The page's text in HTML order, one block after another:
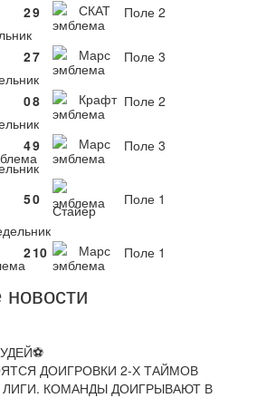
29 СКАТ
Поле 2
27 Марс
Поле 3
08 Крафт Поле 2
49 Марс
Поле 3
50
Стайер
Поле 1
210 Марс Поле 1
ДОИГРОВКИ 2-Х ТАЙМОВ
ЛИГИ. КОМАНДЫ ДОИГРЫВАЮТ В